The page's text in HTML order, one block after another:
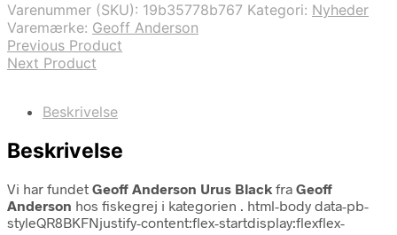
Varenummer (SKU): 19b35778b767 Kategori: Nyheder
Varemærke: Geoff Anderson
Previous Product
Next Product
Beskrivelse
Beskrivelse
Vi har fundet Geoff Anderson Urus Black fra Geoff
Anderson hos fiskegrej i kategorien . html-body data-pb-
styleQR8BKFNjustify-content:flex-startdisplay:flexflex-